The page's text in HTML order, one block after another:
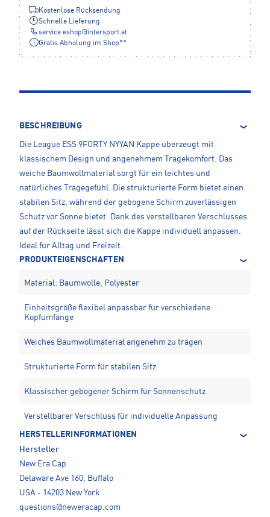
Kostenlose Rücksendung
Schnelle Lieferung
service.eshop@intersport.at
Gratis Abholung im Shop**
BESCHREIBUNG
Die League ESS 9FORTY NYYAN Kappe überzeugt mit
klassischem Design und angenehmem Tragekomfort. Das
weiche Baumwollmaterial sorgt für ein leichtes und
natürliches Tragegefühl. Die strukturierte Form bietet einen
stabilen Sitz, während der gebogene Schirm zuverlässigen
Schutz vor Sonne bietet. Dank des verstellbaren Verschlusses
auf der Rückseite lässt sich die Kappe individuell anpassen.
Ideal für Alltag und Freizeit.
PRODUKTEIGENSCHAFTEN
Material: Baumwolle, Polyester
Einheitsgröße flexibel anpassbar für verschiedene
Kopfumfänge
Weiches Baumwollmaterial angenehm zu tragen
Strukturierte Form für stabilen Sitz
Klassischer gebogener Schirm für Sonnenschutz
Verstellbarer Verschluss für individuelle Anpassung
HERSTELLERINFORMATIONEN
Hersteller
New Era Cap
Delaware Ave 160, Buffalo
USA - 14203 New York
questions@neweracap.com